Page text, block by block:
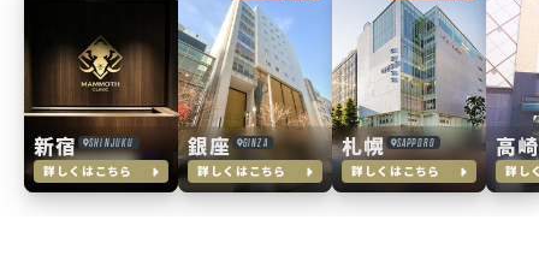
新宿 SHINJUKU
詳しくはこちら
銀座 GINZA
詳しくはこちら
札幌 SAPPORO
詳しくはこちら
高崎
詳し